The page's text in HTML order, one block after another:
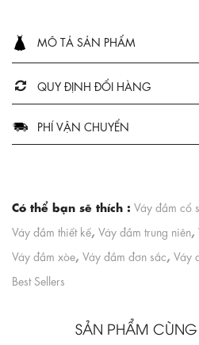
MÔ TẢ SẢN PHẨM
QUY ĐỊNH ĐỔI HÀNG
PHÍ VẬN CHUYỂN
Có thể bạn sẽ thích : Váy đầm cổ
Váy đầm thiết kế, Váy đầm trung niên,
Váy đầm xòe, Váy đầm đơn sắc, Váy
Best Sellers
SẢN PHẨM